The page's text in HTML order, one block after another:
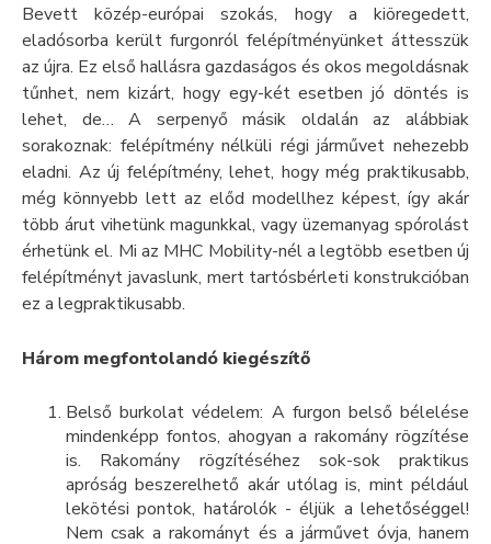
Bevett közép-európai szokás, hogy a kiöregedett,
eladósorba került furgonról felépítményünket áttesszük
az újra. Ez első hallásra gazdaságos és okos megoldásnak
tűnhet, nem kizárt, hogy egy-két esetben jó döntés is
lehet, de… A serpenyő másik oldalán az alábbiak
sorakoznak: felépítmény nélküli régi járművet nehezebb
eladni. Az új felépítmény, lehet, hogy még praktikusabb,
még könnyebb lett az előd modellhez képest, így akár
több árut vihetünk magunkkal, vagy üzemanyag spórolást
érhetünk el. Mi az MHC Mobility-nél a legtöbb esetben új
felépítményt javaslunk, mert tartósbérleti konstrukcióban
ez a legpraktikusabb.
Három megfontolandó kiegészítő
Belső burkolat védelem: A furgon belső bélelése
mindenképp fontos, ahogyan a rakomány rögzítése
is. Rakomány rögzítéséhez sok-sok praktikus
apróság beszerelhető akár utólag is, mint például
lekötési pontok, határolók - éljük a lehetőséggel!
Nem csak a rakományt és a járművet óvja, hanem